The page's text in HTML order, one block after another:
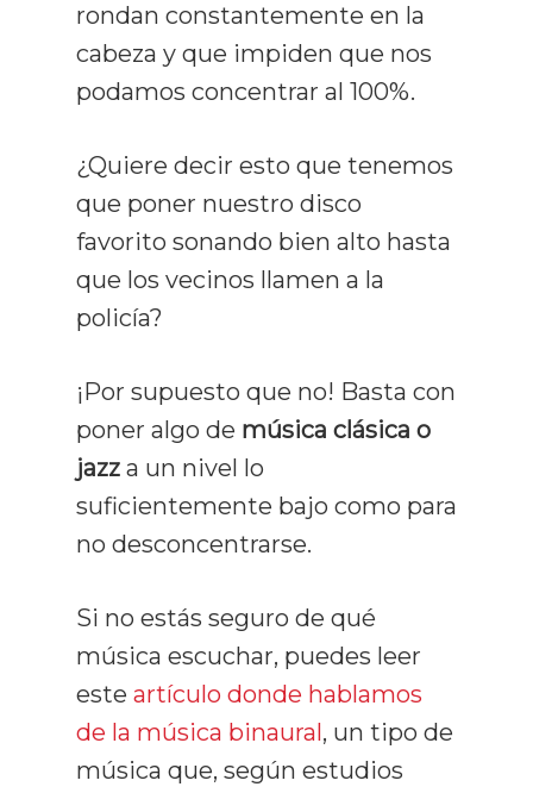
rondan constantemente en la
cabeza y que impiden que nos
podamos concentrar al 100%.
¿Quiere decir esto que tenemos
que poner nuestro disco
favorito sonando bien alto hasta
que los vecinos llamen a la
policía?
¡Por supuesto que no! Basta con
poner algo de música clásica o
jazz a un nivel lo
suficientemente bajo como para
no desconcentrarse.
Si no estás seguro de qué
música escuchar, puedes leer
este artículo donde hablamos
de la música binaural, un tipo de
música que, según estudios